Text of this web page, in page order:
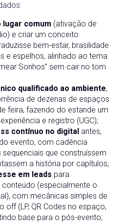
lugar comum (ativação de
e criar um conceito
bem-estar, brasilidade
e espelhos, alinhado ao tema
Sonhos” sem cair no tom
qualificado ao ambiente,
de dezenas de espaços
feira, fazendo do estande um
e registro (UGC);
contínuo no digital antes,
evento, com cadência
que construíssem
a história por capítulos;
em leads para
(especialmente o
com mecânicas simples de
off (LP, QR Codes no espaço,
base para o pós-evento;